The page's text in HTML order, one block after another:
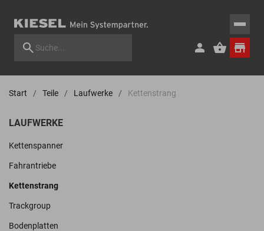
Start Teile Laufwerke Kettenstrang
LAUFWERKE
Kettenspanner
Fahrantriebe
Kettenstrang
Trackgroup
Bodenplatten